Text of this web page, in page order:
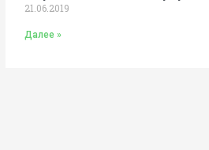
21.06.2019
Далее »